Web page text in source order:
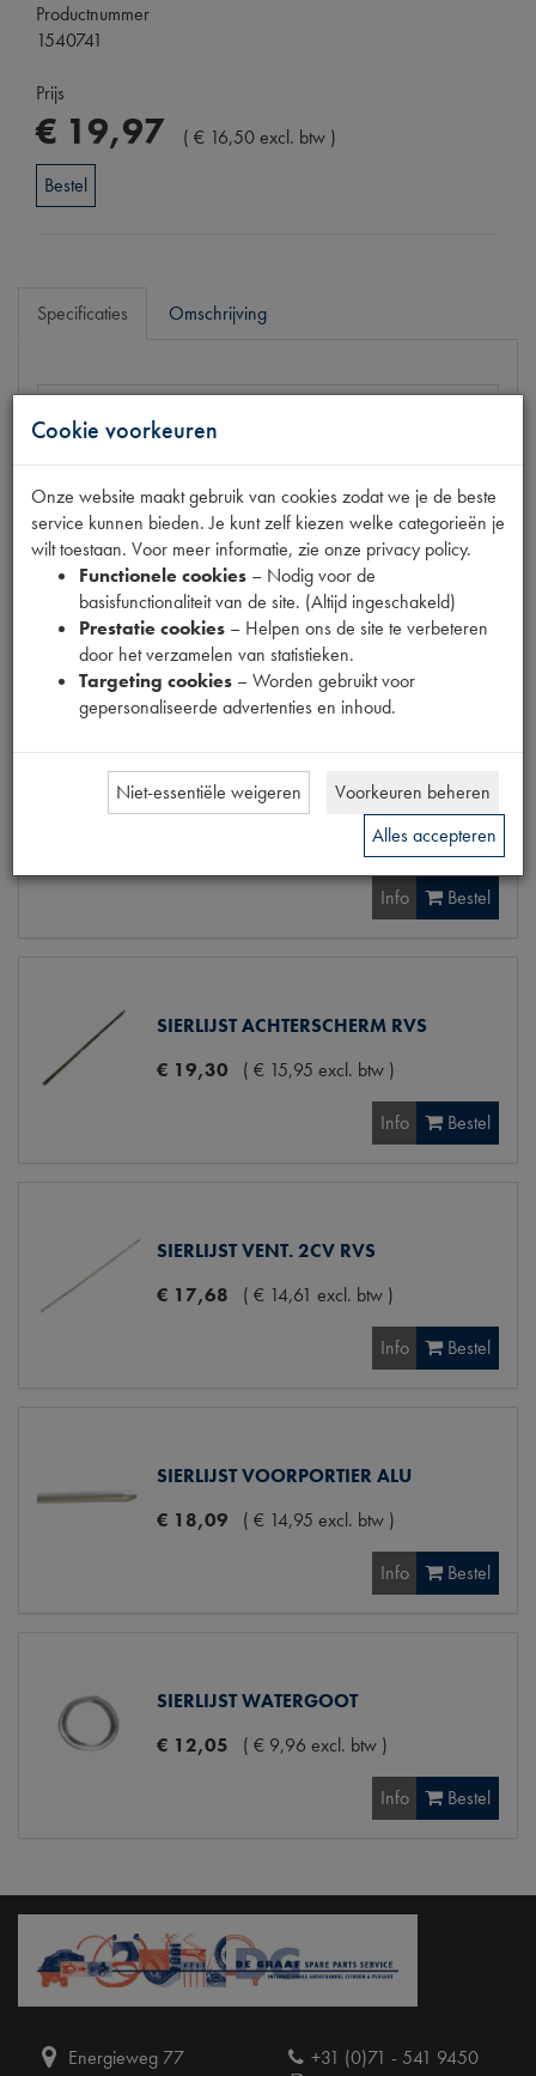
Productnummer
1540741
Prijs
€ 19,97 ( € 16,50excl. btw )
Bestel
Specificaties Omschrijving
Model Citroën
2CV
OE Citroën
95578708
Codes
017-330 | 1540740 | 1540741M
Maten
[PW 1]
Gerelateerde producten
SIERLIJST ACHTERPORTIER ALU
excl. btw)
Info Bestel
SIERLIJST ACHTERSCHERM RVS
€ 19,30 ( € 15,95 excl. btw )
Info Bestel
SIERLIJST VENT. 2CV RVS
€ 17,68 ( € 14,61 excl. btw )
Info Bestel
SIERLIJST VOORPORTIER ALU
€ 18,09 ( € 14,95 excl. btw )
Info Bestel
SIERLIJST WATERGOOT
€ 12,05 ( € 9,96 excl. btw )
Info Bestel
Energieweg 77
+31 (0)71 - 541 9450
Cookie voorkeuren
Onze website maakt gebruik van cookies zodat we je de beste
service kunnen bieden. Je kunt zelf kiezen welke categorieën je
wilt toestaan. Voor meer informatie, zie onze privacy policy.
Functionele cookies – Nodig voor de
basisfunctionaliteit van de site. (Altijd ingeschakeld)
Prestatie cookies – Helpen ons de site te verbeteren
door het verzamelen van statistieken.
Targeting cookies – Worden gebruikt voor
gepersonaliseerde advertenties en inhoud.
Niet-essentiële weigeren
Voorkeuren beheren
Alles accepteren